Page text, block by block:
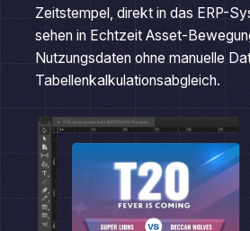
sehen in Echtzeit Asset-
Nutzungsdaten ohne manuelle
Tabellenkalkulationsabgleich.